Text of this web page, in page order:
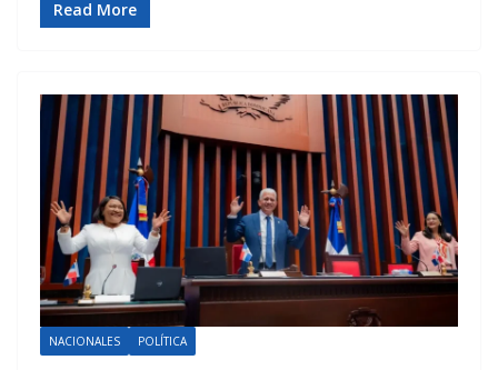
Read More
NACIONALES POLÍTICA